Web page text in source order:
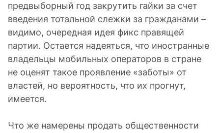
предвыборный год закрутить гайки за счет
введения тотальной слежки за гражданами –
видимо, очередная идея фикс правящей
партии. Остается надеяться, что иностранные
владельцы мобильных операторов в стране
не оценят такое проявление «заботы» от
властей, но вероятность, что их прогнут,
имеется.
Что же намерены продать общественности